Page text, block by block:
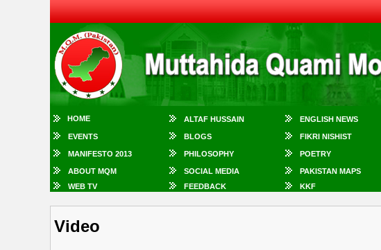
HOME ALTAF HUSSAIN ENGLISH NEWS
EVENTS BLOGS FIKRI NISHIST
MANIFESTO 2013 PHILOSOPHY POETRY
ABOUT MQM SOCIAL MEDIA PAKISTAN MAPS
WEB TV
FEEDBACK KKF
Video